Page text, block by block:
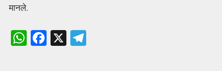
मानले.
W F X T